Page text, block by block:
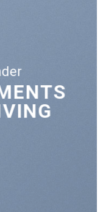
header